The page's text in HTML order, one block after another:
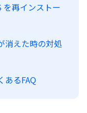
を再インストー
消えた時の対処
あるFAQ